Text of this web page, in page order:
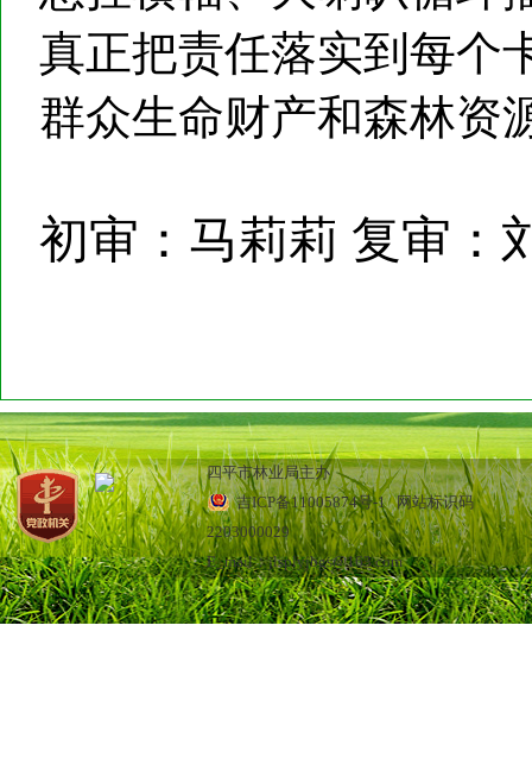
真正把责任落实到每个
群众生命财产和森林资
初审：马莉莉 复审：
四平市林业局主办
吉ICP备11005874号-1网站标识码
2203000029
E_mail：jlsplyjbgs@163.com